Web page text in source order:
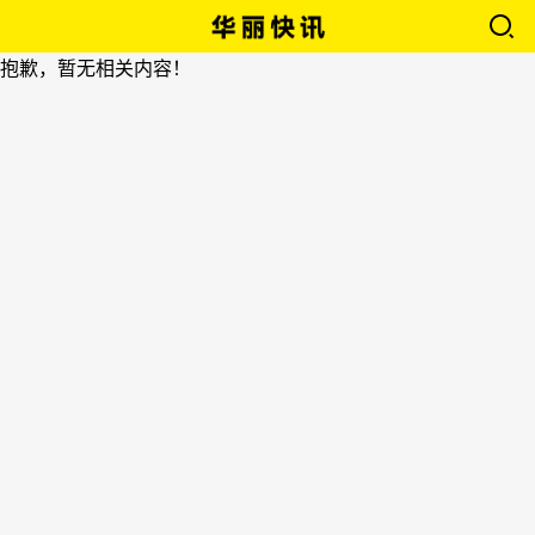
抱歉，暂无相关内容！